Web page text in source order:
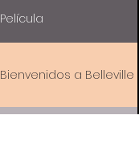
Película
Bienvenidos a Belleville